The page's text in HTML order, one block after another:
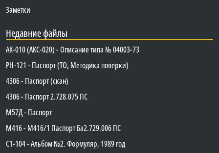
Заметки
Недавние файлы
АК-010 (АКС-020) - Описание типа № 04003-73
PH-121 - Паспорт (ТО, Методика поверки)
4306 - Паспорт (скан)
4306 - Паспорт 2.728.075 ПС
М57Д - Паспорт
М416 - М416/1 Паспорт Ба2.729.006 ПС
C1-104 - Альбом №2. Формуляр, 1989 год